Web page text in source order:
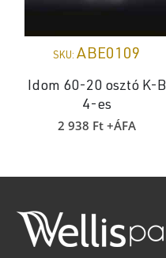
SKU: ABE0109
Idom 60-20 osztó K-B
4-es
2 938 Ft+ÁFA